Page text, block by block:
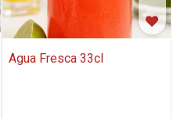
Agua Fresca 33cl